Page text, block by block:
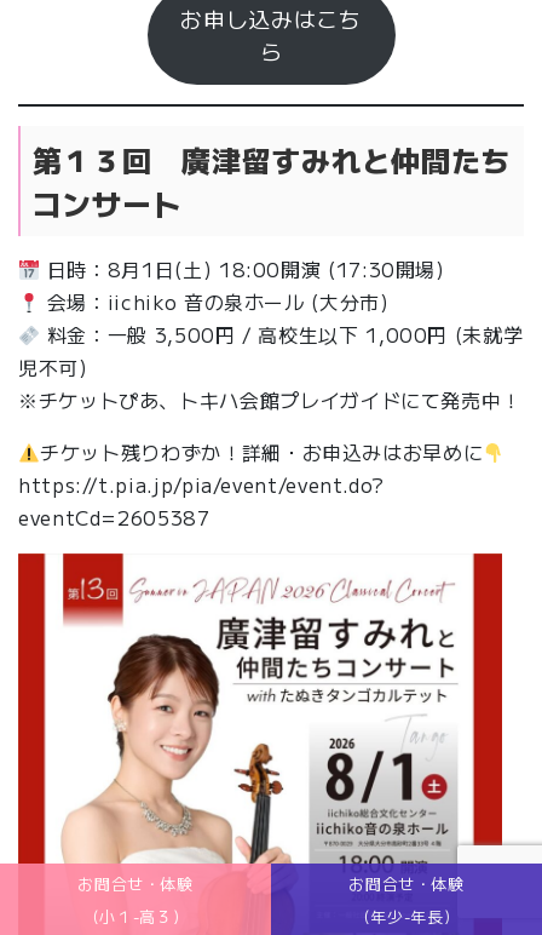
お申し込みはこち
ら
第１３回 廣津留すみれと仲間たち
コンサート
日時：8月1日(土) 18:00開演 (17:30開場)
会場：iichiko 音の泉ホール (大分市)
料金：一般 3,500円 / 高校生以下 1,000円 (未就学
児不可)
※チケットぴあ、トキハ会館プレイガイドにて発売中！
チケット残りわずか！詳細・お申込みはお早めに
https://t.pia.jp/pia/event/event.do?
eventCd=2605387
お問合せ・体験
(小１-高３)
お問合せ・体験
(年少-年長)